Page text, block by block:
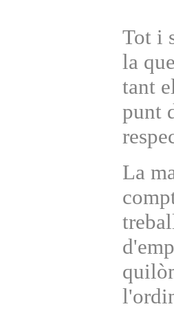
Tot i
la
tant
punt
La